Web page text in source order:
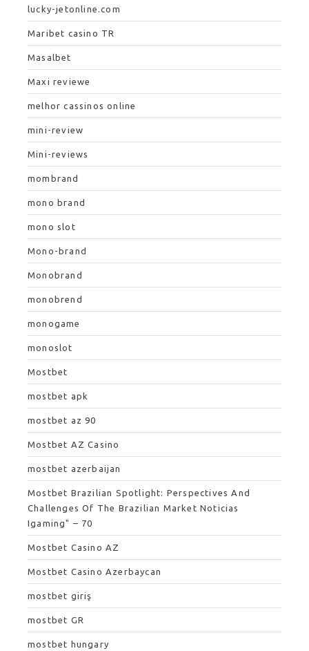
lucky-jetonline.com
Maribet casino TR
Masalbet
Maxi reviewe
melhor cassinos online
mini-review
Mini-reviews
mombrand
mono brand
mono slot
Mono-brand
Monobrand
monobrend
monogame
monoslot
Mostbet
mostbet apk
mostbet az 90
Mostbet AZ Casino
mostbet azerbaijan
Mostbet Brazilian Spotlight: Perspectives And
Challenges Of The Brazilian Market Noticias
Igaming" – 70
Mostbet Casino AZ
Mostbet Casino Azerbaycan
mostbet giriş
mostbet GR
mostbet hungary